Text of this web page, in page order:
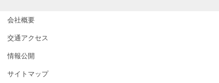
会社概要
交通アクセス
情報公開
サイトマップ